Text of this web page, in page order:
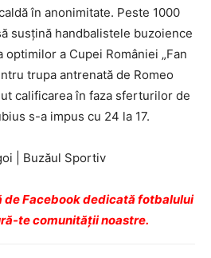
în anonimitate. Peste 1000
susţină handbalistele buzoience
a Cupei României „Fan
trupa antrenată de Romeo
calificarea în faza sferturilor de
s-a impus cu 24 la 17.
| Buzăul Sportiv
de Facebook dedicată fotbalului
te comunității noastre.